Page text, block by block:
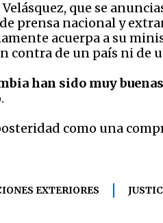
que se
prensa nacional y
acuerpa a su
contra de un país ni de
han sido muy
como una
EXTERIORES